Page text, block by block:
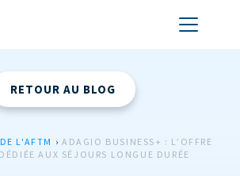
RETOUR AU BLOG
L'AFTM › ADAGIO BUSINESS+ : L’OFFRE
AUX SÉJOURS LONGUE DURÉE